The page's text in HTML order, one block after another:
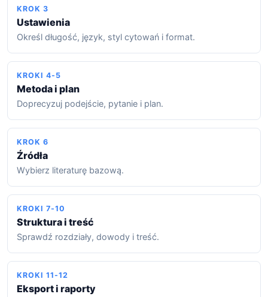
KROK 3
Ustawienia
Określ długość, język, styl cytowań i format.
KROKI 4-5
Metoda i plan
Doprecyzuj podejście, pytanie i plan.
KROK 6
Źródła
Wybierz literaturę bazową.
KROKI 7-10
Struktura i treść
Sprawdź rozdziały, dowody i treść.
KROKI 11-12
Eksport i raporty